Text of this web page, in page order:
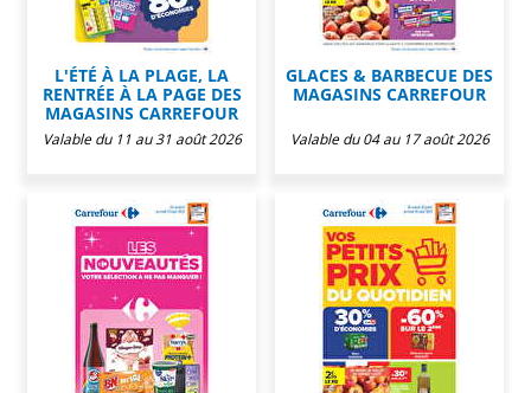
L'ÉTÉ À LA PLAGE, LA
RENTRÉE À LA PAGE DES
MAGASINS CARREFOUR
Valable du 11 au 31 août 2026
GLACES & BARBECUE DES
MAGASINS CARREFOUR
Valable du 04 au 17 août 2026